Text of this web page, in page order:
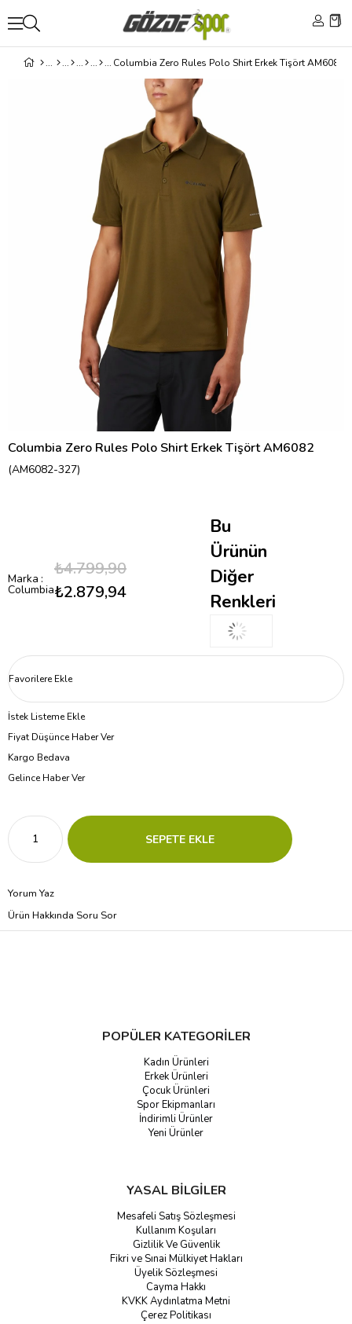
Columbia Zero Rules Polo Shirt Erkek Tişört AM6082
Columbia Zero Rules Polo Shirt Erkek Tişört AM6082
(AM6082-327)
Marka :
Columbia
₺4.799,90
₺2.879,94
Bu
Ürünün
Diğer
Renkleri
Favorilere Ekle
İstek Listeme Ekle
Fiyat Düşünce Haber Ver
Kargo Bedava
Gelince Haber Ver
Yorum Yaz
Ürün Hakkında Soru Sor
POPÜLER KATEGORİLER
Kadın Ürünleri
Erkek Ürünleri
Çocuk Ürünleri
Spor Ekipmanları
İndirimli Ürünler
Yeni Ürünler
YASAL BİLGİLER
Mesafeli Satış Sözleşmesi
Kullanım Koşuları
Gizlilik Ve Güvenlik
Fikri ve Sınai Mülkiyet Hakları
Üyelik Sözleşmesi
Cayma Hakkı
KVKK Aydınlatma Metni
Çerez Politikası